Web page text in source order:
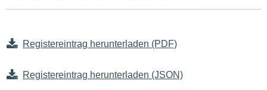
Registereintrag herunterladen (PDF)
Registereintrag herunterladen (JSON)